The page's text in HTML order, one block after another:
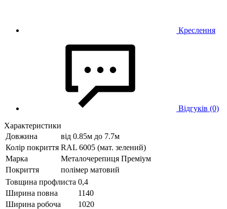
Креслення
Відгуків (0)
Характеристики
Довжина
від 0.85м до 7.7м
Колір покриття RAL 6005 (мат. зелений)
Марка
Металочерепиця Преміум
Покриття
полімер матовий
Товщина профлиста 0,4
Ширина повна
1140
Ширина робоча
1020